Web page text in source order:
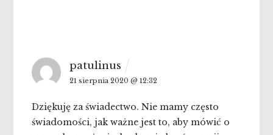
patulinus
21 sierpnia 2020 @ 12:32
Dziękuję za świadectwo. Nie mamy często
świadomości, jak ważne jest to, aby mówić o